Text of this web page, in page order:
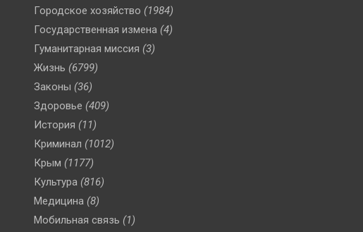
Городское хозяйство (1984)
Государственная измена (4)
Гуманитарная миссия (3)
Жизнь (6799)
Законы (36)
Здоровье (409)
История (11)
Криминал (1012)
Крым (1177)
Культура (816)
Медицина (8)
Мобильная связь (1)